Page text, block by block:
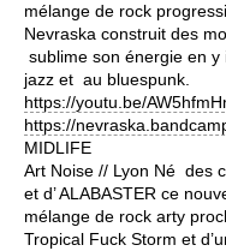
mélange de rock
Nevraska construit des
sublime son énergie en y
jazz et au bluespunk.
https://youtu.be/
https://
MIDLIFE
Art Noise // Lyon Né des
et d’ ALABASTER ce
mélange de rock arty
Tropical Fuck Storm et